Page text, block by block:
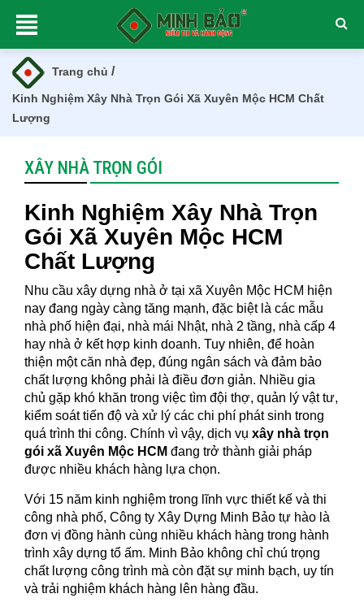
Trang chủ /
Kinh Nghiệm Xây Nhà Trọn Gói Xã Xuyên Mộc HCM Chất
Lượng
XÂY NHÀ TRỌN GÓI
Kinh Nghiệm Xây Nhà Trọn
Gói Xã Xuyên Mộc HCM
Chất Lượng
Nhu cầu xây dựng nhà ở tại xã Xuyên Mộc HCM hiện
nay đang ngày càng tăng mạnh, đặc biệt là các mẫu
nhà phố hiện đại, nhà mái Nhật, nhà 2 tầng, nhà cấp 4
hay nhà ở kết hợp kinh doanh. Tuy nhiên, để hoàn
thiện một căn nhà đẹp, đúng ngân sách và đảm bảo
chất lượng không phải là điều đơn giản. Nhiều gia
chủ gặp khó khăn trong việc tìm đội thợ, quản lý vật tư,
kiểm soát tiến độ và xử lý các chi phí phát sinh trong
quá trình thi công. Chính vì vậy, dịch vụ xây nhà trọn
gói xã Xuyên Mộc HCM đang trở thành giải pháp
được nhiều khách hàng lựa chọn.
Với 15 năm kinh nghiệm trong lĩnh vực thiết kế và thi
công nhà phố, Công ty Xây Dựng Minh Bảo tự hào là
đơn vị đồng hành cùng nhiều khách hàng trong hành
trình xây dựng tổ ấm. Minh Bảo không chỉ chú trọng
chất lượng công trình mà còn đặt sự minh bạch, uy tín
và trải nghiệm khách hàng lên hàng đầu.